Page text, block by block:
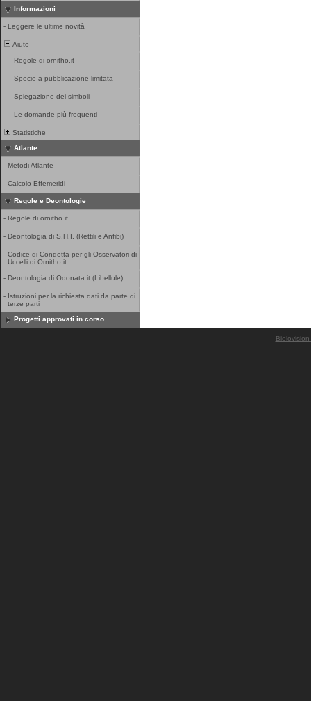
Informazioni
- Leggere le ultime novità
Aiuto
- Regole di ornitho.it
- Specie a pubblicazione limitata
- Spiegazione dei simboli
- Le domande più frequenti
Statistiche
Atlante
- Metodi Atlante
- Calcolo Effemeridi
Regole e Deontologie
- Regole di ornitho.it
- Deontologia di S.H.I. (Rettili e Anfibi)
- Codice di Condotta per gli Osservatori di
Uccelli di Ornitho.it
- Deontologia di Odonata.it (Libellule)
- Istruzioni per la richiesta dati da parte di
terze parti
Progetti approvati in corso
Biolovision